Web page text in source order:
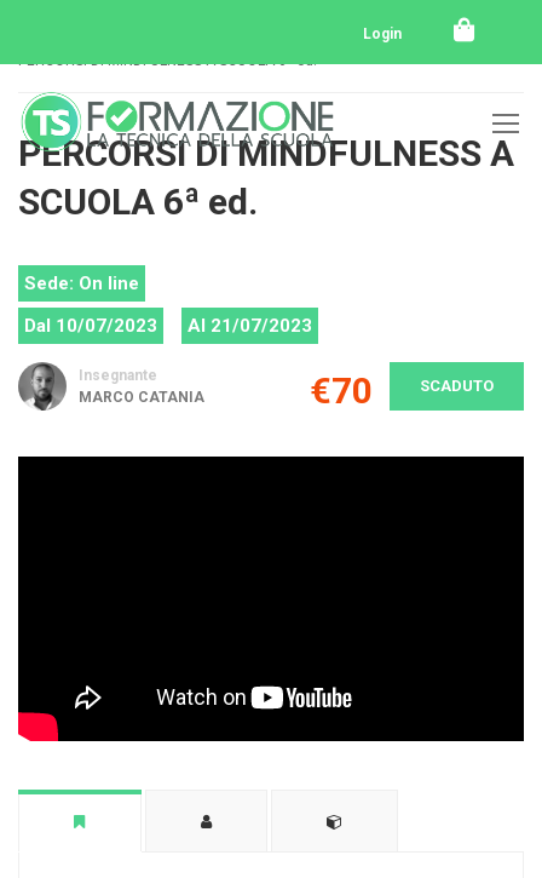
Login
PERCORSI DI MINDFULNESS A SCUOLA 6ª ed.
PERCORSI DI MINDFULNESS A
SCUOLA 6ª ed.
Sede: On line
Dal 10/07/2023
Al 21/07/2023
Insegnante
MARCO CATANIA
€70 SCADUTO